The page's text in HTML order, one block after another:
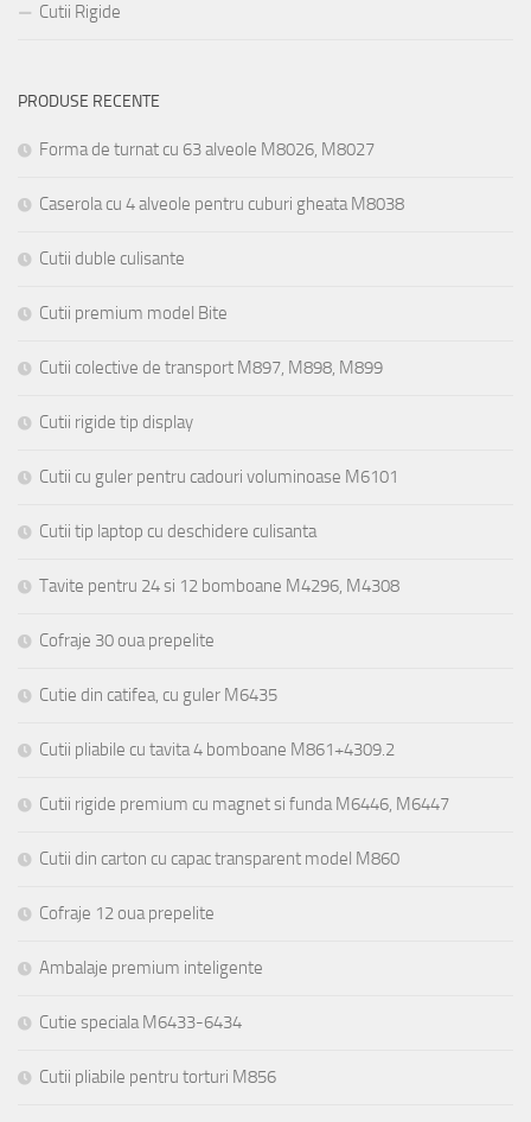
Cutii Rigide
PRODUSE RECENTE
Forma de turnat cu 63 alveole M8026, M8027
Caserola cu 4 alveole pentru cuburi gheata M8038
Cutii duble culisante
Cutii premium model Bite
Cutii colective de transport M897, M898, M899
Cutii rigide tip display
Cutii cu guler pentru cadouri voluminoase M6101
Cutii tip laptop cu deschidere culisanta
Tavite pentru 24 si 12 bomboane M4296, M4308
Cofraje 30 oua prepelite
Cutie din catifea, cu guler M6435
Cutii pliabile cu tavita 4 bomboane M861+4309.2
Cutii rigide premium cu magnet si funda M6446, M6447
Cutii din carton cu capac transparent model M860
Cofraje 12 oua prepelite
Ambalaje premium inteligente
Cutie speciala M6433-6434
Cutii pliabile pentru torturi M856